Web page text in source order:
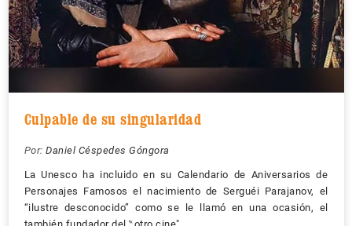
Culpable de su singularidad
Por: Daniel Céspedes Góngora
La Unesco ha incluido en su Calendario de Aniversarios de
Personajes Famosos el nacimiento de Serguéi Parajanov, el
“ilustre desconocido” como se le llamó en una ocasión, el
también fundador del ‶otro cine″.